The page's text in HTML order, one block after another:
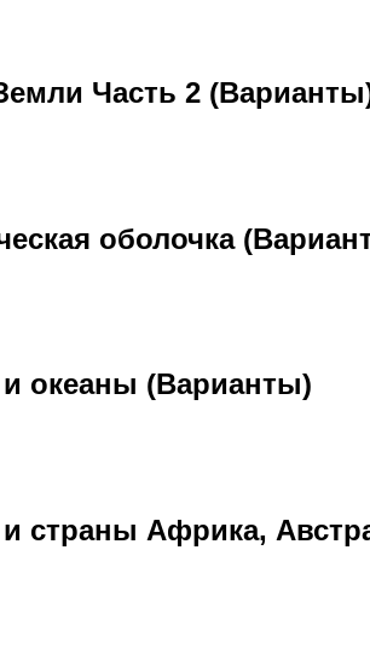
Часть 2
оболочка
океаны (Варианты)
страны Африка,